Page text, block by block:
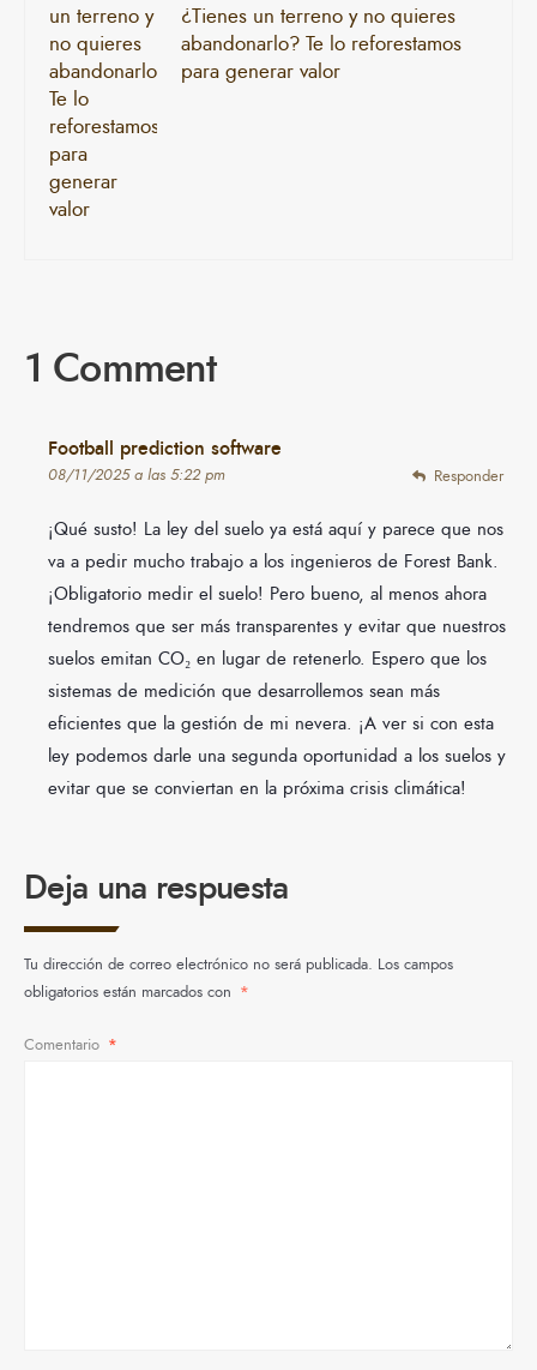
¿Tienes un terreno y no quieres
abandonarlo? Te lo reforestamos
para generar valor
1 Comment
Football prediction software
08/11/2025 a las 5:22 pm
¡Qué susto! La ley del suelo ya está aquí y parece que nos
va a pedir mucho trabajo a los ingenieros de Forest Bank.
¡Obligatorio medir el suelo! Pero bueno, al menos ahora
tendremos que ser más transparentes y evitar que nuestros
suelos emitan CO₂ en lugar de retenerlo. Espero que los
sistemas de medición que desarrollemos sean más
eficientes que la gestión de mi nevera. ¡A ver si con esta
ley podemos darle una segunda oportunidad a los suelos y
evitar que se conviertan en la próxima crisis climática!
Responder
Deja una respuesta
Tu dirección de correo electrónico no será publicada. Los campos
obligatorios están marcados con *
Comentario *